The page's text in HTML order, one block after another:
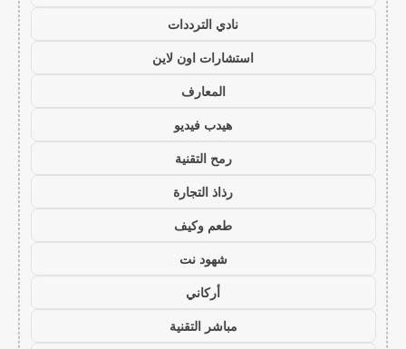
نادي الترددات
استشارات اون لاين
المعارف
هيدب فيديو
رمح التقنية
رذاذ التجارة
طعم وكيف
شهود نت
أركاني
مباشر التقنية